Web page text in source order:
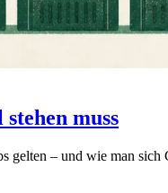
muss
– und wie man sich